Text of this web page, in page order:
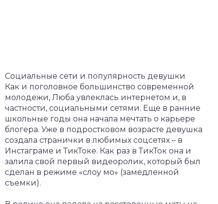
Социальные сети и популярность девушки
Как и поголовное большинство современной
молодежи, Люба увлеклась интернетом и, в
частности, социальными сетями. Еще в ранние
школьные годы она начала мечтать о карьере
блогера. Уже в подростковом возрасте девушка
создала странички в любимых соцсетях – в
Инстаграме и ТикТоке. Как раз в ТикТок она и
залила свой первый видеоролик, который был
сделан в режиме «слоу мо» (замедленной
съемки).